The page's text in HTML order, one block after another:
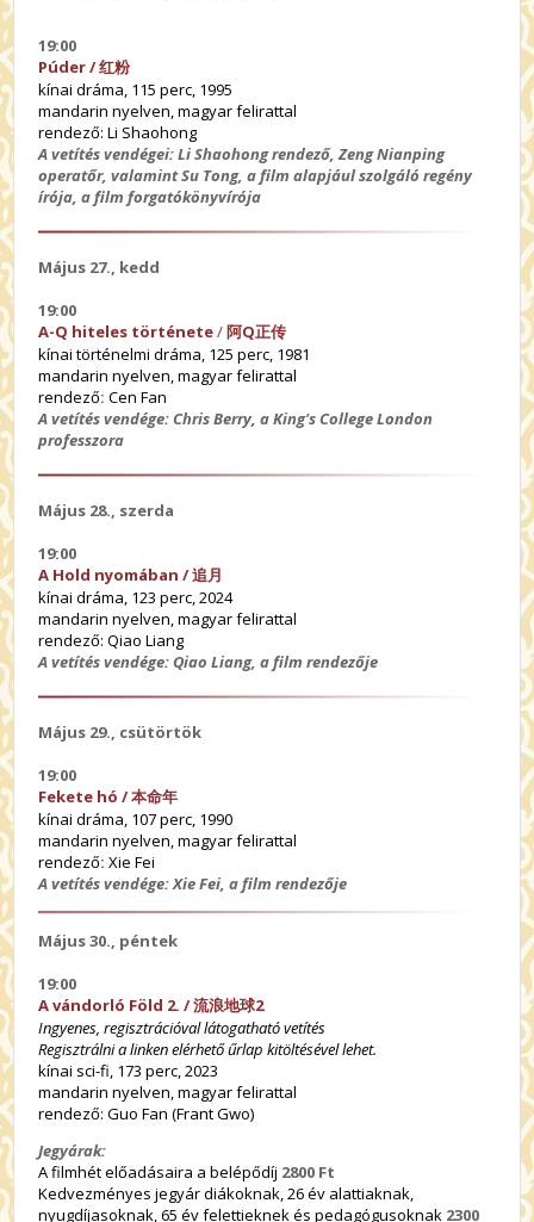
19:00
Púder /红粉
kínai dráma, 115 perc, 1995
mandarin nyelven, magyar felirattal
rendező: Li Shaohong
A vetítés vendégei: Li Shaohong rendező, Zeng Nianping
operatőr, valamint Su Tong, a film alapjául szolgáló regény
írója, a film forgatókönyvírója
Május 27., kedd
19:00
A-Q hiteles története/阿Q正传
kínai történelmi dráma, 125 perc, 1981
mandarin nyelven, magyar felirattal
rendező: Cen Fan
A vetítés vendége:Chris Berry, a King's College London
professzora
Május 28., szerda
19:00
A Hold nyomában /追月
kínai dráma, 123 perc, 2024
mandarin nyelven, magyar felirattal
rendező: Qiao Liang
A vetítés vendége: Qiao Liang, a film rendezője
Május 29., csütörtök
19:00
Fekete hó /本命年
kínai dráma, 107 perc, 1990
mandarin nyelven, magyar felirattal
rendező: Xie Fei
A vetítés vendége: Xie Fei, a film rendezője
Május 30., péntek
19:00
A vándorló Föld 2. /流浪地球2
Ingyenes, regisztrációval látogatható vetítés
Regisztrálni a linken elérhető űrlap kitöltésével lehet.
kínai sci-fi, 173 perc, 2023
mandarin nyelven, magyar felirattal
rendező: Guo Fan (Frant Gwo)
Jegyárak:
A filmhét előadásaira a belépődíj 2800 Ft
Kedvezményes jegyár diákoknak, 26 év alattiaknak,
nyugdíjasoknak, 65 év felettieknek és pedagógusoknak 2300